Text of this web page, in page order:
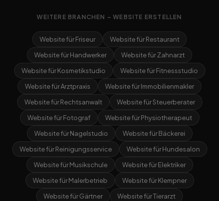
WEITERE BRANCHEN – WEBSITE ERSTELLEN
Website für Friseur
Website für Restaurant
Website für Handwerker
Website für Zahnarzt
Website für Kosmetikstudio
Website für Fitnessstudio
Website für Arztpraxis
Website für Immobilienmakler
Website für Rechtsanwalt
Website für Steuerberater
Website für Fotograf
Website für Physiotherapeut
Website für Nagelstudio
Website für Bäckerei
Website für Reinigungsservice
Website für Hundesalon
Website für Musikschule
Website für Elektriker
Website für Malerbetrieb
Website für Klempner
Website für Gärtner
Website für Tierarzt